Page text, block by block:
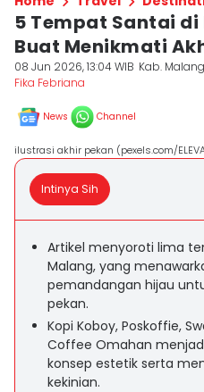
5 Tempat Santai
Buat Menikmati
08 Jun 2026, 13:04 WIB Kab. Malang
Fika Febriana
News Channel
ilustrasi akhir pekan (pexels.com/
Intinya Sih
Artikel menyoroti lima
Malang, yang
pemandangan hijau
pekan.
Kopi Koboy, Poskoffie,
Coffee Omahan
konsep estetik serta
kekinian.